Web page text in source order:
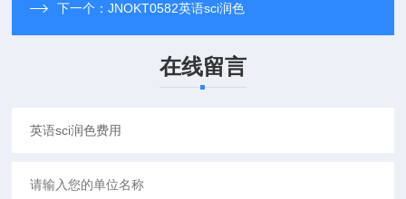
下一个：JNOKT0582英语sci润色
在线留言